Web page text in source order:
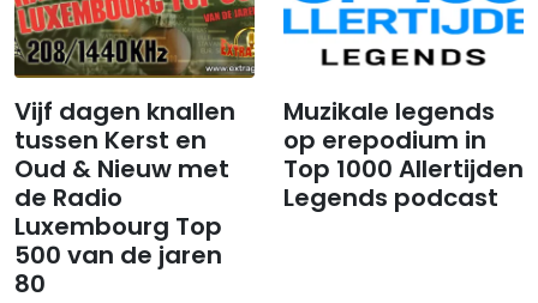
Vijf dagen knallen
tussen Kerst en
Oud & Nieuw met
de Radio
Luxembourg Top
500 van de jaren
80
​​​​​​​Muzikale legends
op erepodium in
Top 1000 Allertijden
Legends podcast